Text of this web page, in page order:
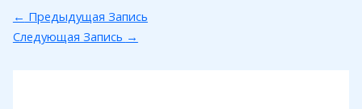
← Предыдущая Запись
Следующая Запись →